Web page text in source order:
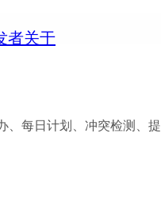
者关于
、每日计划、冲突检测、提